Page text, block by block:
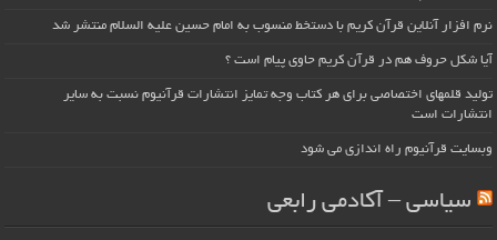
نرم افزار آنلاین قرآن کریم با دستخط منسوب به امام حسین علیه السلام منتشر شد
آیا شکل حروف هم در قرآن کریم حاوی پیام است ؟
تولید قلمهای اختصاصی برای هر کتاب وجه تمایز انتشارات قرآنیوم نسبت به سایر
انتشارات است
وبسایت قرآنیوم راه اندازی می شود
سیاسی – آکادمی رابعی